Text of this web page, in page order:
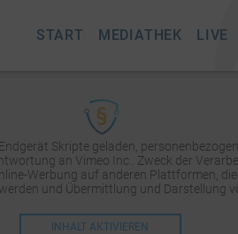
START MEDIATHEK LIVE
Skripte geladen,
an Vimeo Inc.. Zweck der
Werbung auf anderen Plattformen,
und Übermittlung und Darstellung
INHALT AKTIVIEREN